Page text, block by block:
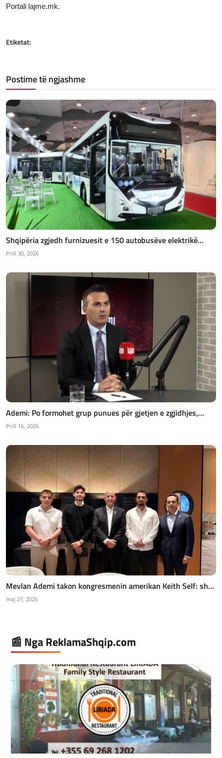
Portali lajme.mk.
Etiketat:
Postime të ngjashme
Shqipëria zgjedh furnizuesit e 150 autobusëve elektrikë...
Prill 30, 2026
Ademi: Po formohet grup punues për gjetjen e zgjidhjes,...
Prill 16, 2026
Mevlan Ademi takon kongresmenin amerikan Keith Self: sh...
maj 27, 2026
📰 Nga ReklamaShqip.com